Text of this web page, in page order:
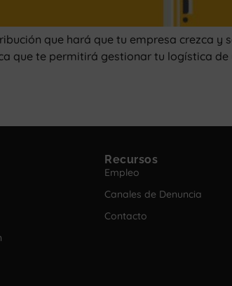
que hará que tu empresa crezca
que te permitirá gestionar tu logística
Recursos
Empleo
Canales de Denuncia
Contacto